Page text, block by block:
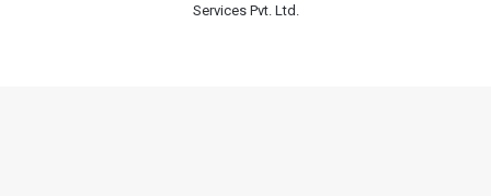
Services Pvt. Ltd.